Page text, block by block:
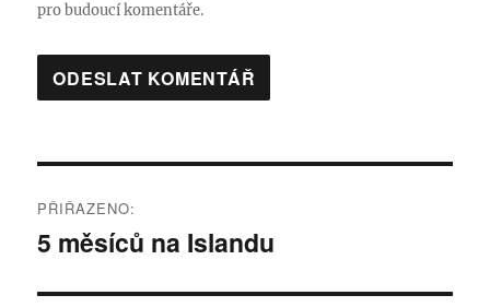
pro budoucí komentáře.
pro
PŘIŘAZENO:
5 měsíců na Islandu